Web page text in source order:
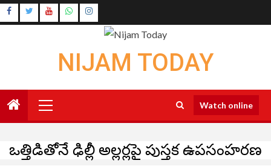
Skip
to
Instagram
NIJAM TODAY
Menu
Watch online
ఒత్తిడితోనే ఢిల్లీ అల్లర్లపై పుస్తక ఉపసంహరణ